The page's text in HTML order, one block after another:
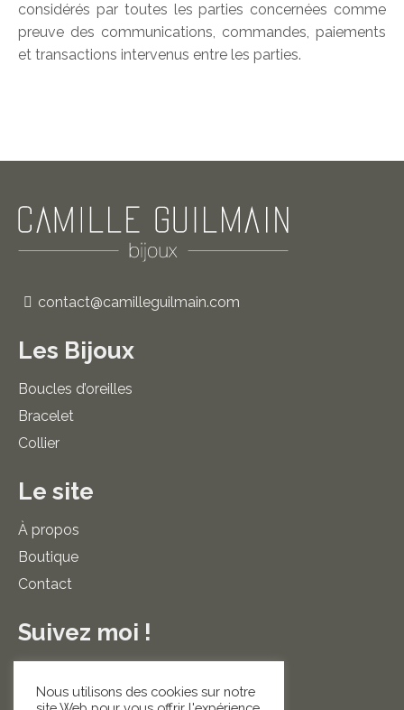
considérés par toutes les parties concernées comme
preuve des communications, commandes, paiements
et transactions intervenus entre les parties.
contact@camilleguilmain.com
Les Bijoux
Boucles d’oreilles
Bracelet
Collier
Le site
À propos
Boutique
Contact
Suivez moi !
LaLa
Nous utilisons des cookies sur notre